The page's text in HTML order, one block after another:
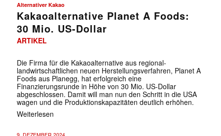
Alternativer Kakao
Kakaoalternative Planet A Foods:
30 Mio. US-Dollar
ARTIKEL
Die Firma für die Kakaoalternative aus regional-
landwirtschaftlichen neuen Herstellungsverfahren, Planet A
Foods aus Planegg, hat erfolgreich eine
Finanzierungsrunde in Höhe von 30 Mio. US-Dollar
abgeschlossen. Damit will man nun den Schritt in die USA
wagen und die Produktionskapazitäten deutlich erhöhen.
Weiterlesen